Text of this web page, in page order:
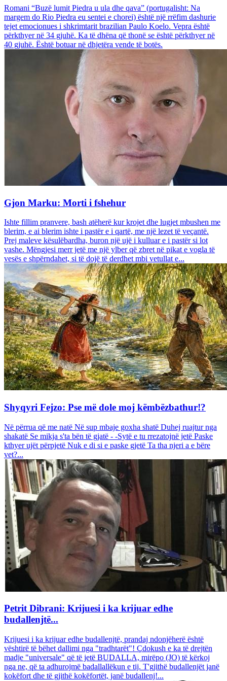
Romani “Buzë lumit Piedra u ula dhe qava” (portugalisht: Na
margem do Rio Piedra eu sentei e chorei) është një rrëfim dashurie
tejet emocionues i shkrimtarit brazilian Paulo Koelo. Vepra është
përkthyer në 34 gjuhë. Ka të dhëna që thonë se është përkthyer në
40 gjuhë. Është botuar në dhjetëra vende të botës.
Gjon Marku: Morti i fshehur
Ishte fillim pranvere, bash atëherë kur krojet dhe lugjet mbushen me
blerim, e ai blerim ishte i pastër e i qartë, me një lezet të veçantë.
Prej maleve kësulëbardha, buron një ujë i kulluar e i pastër si lot
vashe. Mëngjesi merr jetë me një ylber që zbret në pikat e vogla të
vesës e shpërndahet, si të dojë të derdhet mbi vetullat e...
Shyqyri Fejzo: Pse më dole moj këmbëzbathur!?
Në përrua që me natë Në sup mbaje goxha shatë Duhej ruajtur nga
shakatë Se mikja s'ta bën të gjatë - -Sytë e tu rrezatojnë jetë Paske
kthyer ujët përpjetë Nuk e di si e paske gjetë Ta tha njeri a e bëre
vet?...
Petrit Dibrani: Krijuesi i ka krijuar edhe
budallenjtë...
Krijuesi i ka krijuar edhe budallenjtë, prandaj ndonjëherë është
vështirë të bëhet dallimi nga "tradhtarët"! Çdokush e ka të drejtën
madje "universale" që të jetë BUDALLA, mirëpo (JO) të kërkoj
nga ne, që ta adhurojmë badallallëkun e tij. T'gjithë budallenjët janë
kokëfort dhe të gjithë kokëfortët, janë budallenj!...